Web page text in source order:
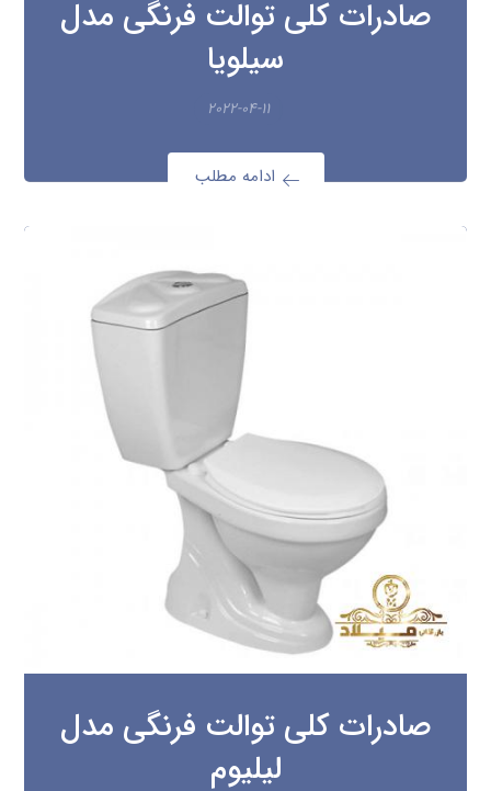
صادرات کلی توالت فرنگی مدل
سیلویا
۲۰۲۲-۰۴-۱۱
ادامه مطلب
صادرات کلی توالت فرنگی مدل
لیلیوم